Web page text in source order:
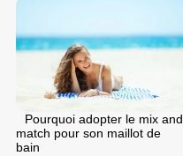
Pourquoi adopter le mix and
match pour son maillot de
bain